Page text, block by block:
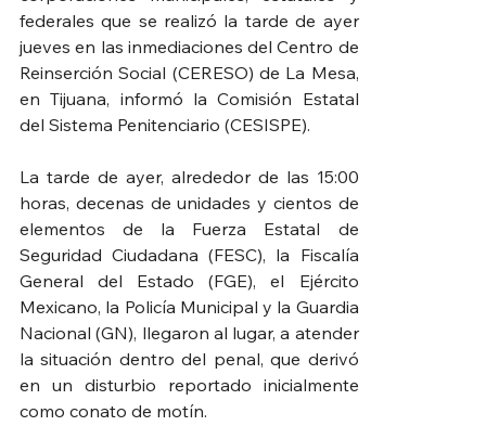
federales que se realizó la tarde de ayer
jueves en las inmediaciones del Centro de
Reinserción Social (CERESO) de La Mesa,
en Tijuana, informó la Comisión Estatal
del Sistema Penitenciario (CESISPE).
La tarde de ayer, alrededor de las 15:00
horas, decenas de unidades y cientos de
elementos de la Fuerza Estatal de
Seguridad Ciudadana (FESC), la Fiscalía
General del Estado (FGE), el Ejército
Mexicano, la Policía Municipal y la Guardia
Nacional (GN), llegaron al lugar, a atender
la situación dentro del penal, que derivó
en un disturbio reportado inicialmente
como conato de motín.